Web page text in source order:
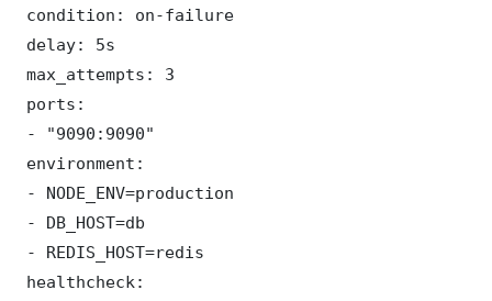
condition: on-failure
delay: 5s
max_attempts: 3
ports:
- "9090:9090"
environment:
- NODE_ENV=production
- DB_HOST=db
- REDIS_HOST=redis
healthcheck: